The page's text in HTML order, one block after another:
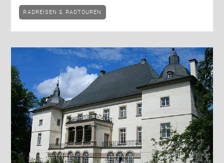
RADREISEN & RADTOUREN